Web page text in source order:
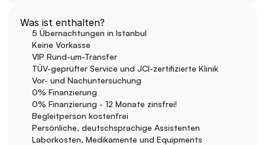
5 Übernachtungen in Istanbul
Keine Vorkasse
VIP Rund-um-Transfer
TÜV-geprüfter Service und JCI-zertifizierte Klinik
Vor- und Nachuntersuchung
0% Finanzierung
0% Finanzierung - 12 Monate zinsfrei!
Begleitperson kostenfrei
Persönliche, deutschsprachige Assistenten
Laborkosten, Medikamente und Equipments
Was ist enthalten?